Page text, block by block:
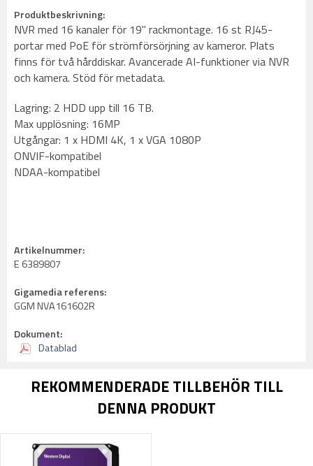
Produktbeskrivning:
NVR med 16 kanaler för 19" rackmontage. 16 st RJ45-
portar med PoE för strömförsörjning av kameror. Plats
finns för två hårddiskar. Avancerade AI-funktioner via NVR
och kamera. Stöd för metadata.
Lagring: 2 HDD upp till 16 TB.
Max upplösning: 16MP
Utgångar: 1 x HDMI 4K, 1 x VGA 1080P
ONVIF-kompatibel
NDAA-kompatibel
Artikelnummer:
E 6389807
Gigamedia referens:
GGM NVA161602R
Dokument:
Datablad
REKOMMENDERADE TILLBEHÖR TILL
DENNA PRODUKT